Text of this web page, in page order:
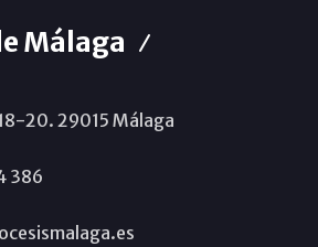
Málaga
20. 29015 Málaga
386